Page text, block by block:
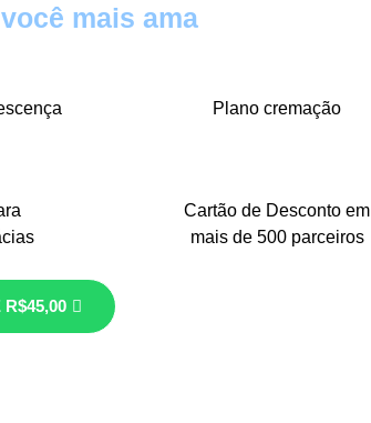
mais ama
Plano cremação
Cartão de Desconto em
mais de 500 parceiros